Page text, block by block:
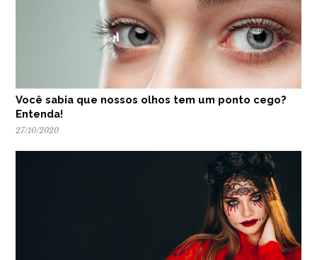
Você sabia que nossos olhos tem um ponto cego?
Entenda!
27/10/2020